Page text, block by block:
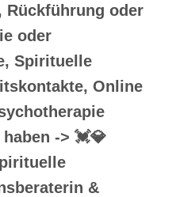
Rückführung oder
oder
Spirituelle
Online
-> 💓️💎
&